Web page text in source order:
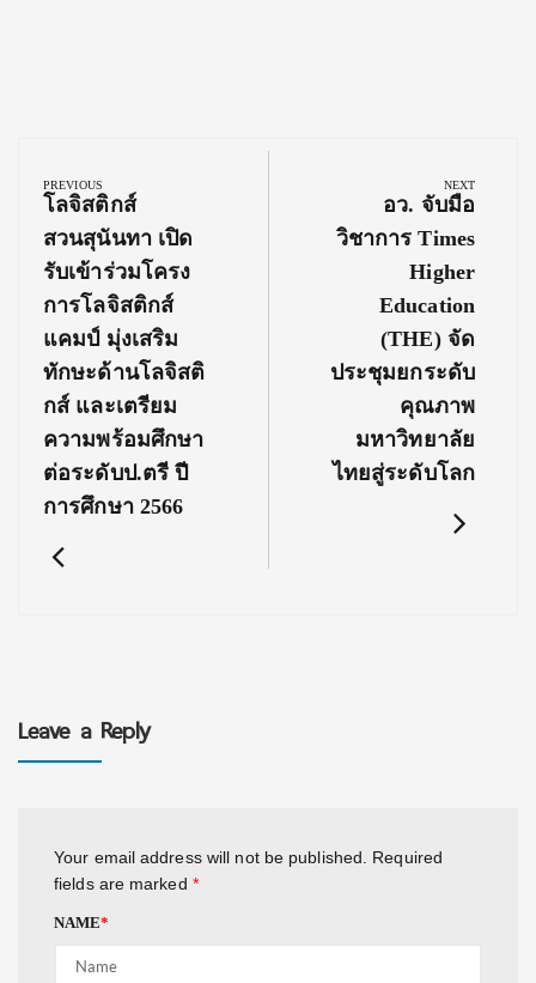
navigation
PREVIOUS
Previous
Post:
โลจิสติกส์
สวนสุนันทา เปิด
รับเข้าร่วมโครง
การโลจิสติกส์
แคมป์ มุ่งเสริม
ทักษะด้านโลจิสติ
กส์ และเตรียม
ความพร้อมศึกษา
ต่อระดับป.ตรี ปี
การศึกษา 2566
NEXT
Next
Post:
อว. จับมือ
วิชาการ Times
Higher
Education
(THE) จัด
ประชุมยกระดับ
คุณภาพ
มหาวิทยาลัย
ไทยสู่ระดับโลก
Leave a Reply
Your email address will not be published.
Required
fields are marked *
NAME*